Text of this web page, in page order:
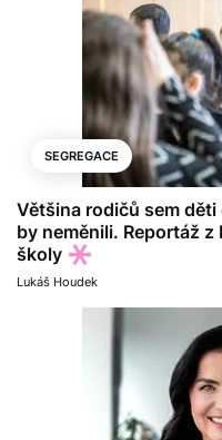
SEGREGACE
Většina rodičů sem
by neměnili. Reportáž z
školy
Lukáš Houdek